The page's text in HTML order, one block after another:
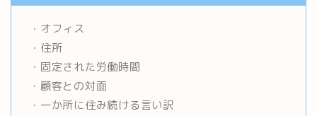
・オフィス
・住所
・固定された労働時間
・顧客との対面
・一か所に住み続ける言い訳